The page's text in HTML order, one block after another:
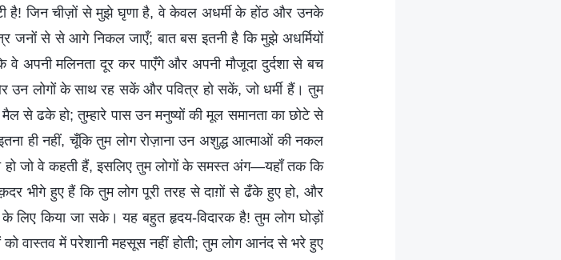
है! जिन चीज़ों से मुझे घृणा है, वे केवल अधर्मी के होंठ और उनके
जनों से से आगे निकल जाएँ; बात बस इतनी है कि मुझे अधर्मियों
अपनी मलिनता दूर कर पाएँगे और अपनी मौजूदा दुर्दशा से बच
लोगों के साथ रह सकें और पवित्र हो सकें, जो धर्मी हैं। तुम
से ढके हो; तुम्हारे पास उन मनुष्यों की मूल समानता का छोटे से
ही नहीं, चूँकि तुम लोग रोज़ाना उन अशुद्ध आत्माओं की नकल
जो वे कहती हैं, इसलिए तुम लोगों के समस्त अंग—यहाँ तक कि
भीगे हुए हैं कि तुम लोग पूरी तरह से दाग़ों से ढँके हुए हो, और
के लिए किया जा सके। यह बहुत हृदय-विदारक है! तुम लोग घोड़ों
को वास्तव में परेशानी महसूस नहीं होती; तुम लोग आनंद से भरे हुए